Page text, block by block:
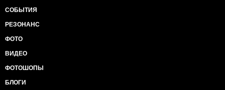
СОБЫТИЯ
РЕЗОНАНС
ФОТО
ВИДЕО
ФОТОШОПЫ
БЛОГИ